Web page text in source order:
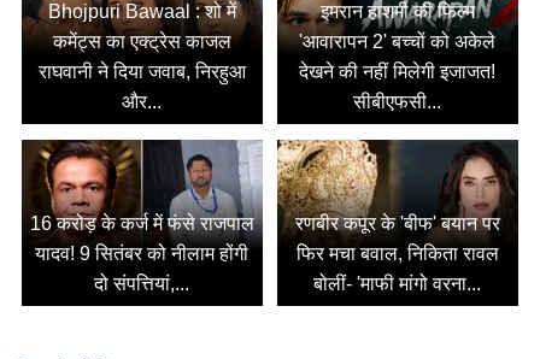
Bhojpuri Bawaal : शो में
कमेंट्स का एक्ट्रेस काजल
राघवानी ने दिया जवाब, निरहुआ
और...
इमरान हाशमी की फिल्म
'आवारापन 2' बच्चों को अकेले
देखने की नहीं मिलेगी इजाजत!
सीबीएफसी...
16 करोड़ के कर्ज में फंसे राजपाल
यादव! 9 सितंबर को नीलाम होंगी
दो संपत्तियां,...
रणबीर कपूर के 'बीफ' बयान पर
फिर मचा बवाल, निकिता रावल
बोलीं- 'माफी मांगो वरना...